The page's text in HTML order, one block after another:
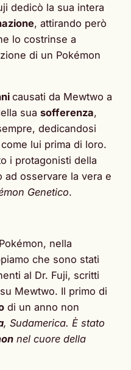
dedicò la sua intera
, attirando però
lo costrinse a
di un Pokémon
causati da Mewtwo a
sua sofferenza,
dedicandosi
lui prima di loro.
i protagonisti della
ad osservare la vera e
Genetico.
nella
che sono stati
al Dr. Fuji, scritti
Mewtwo. Il primo di
di un anno non
, Sudamerica. È stato
nel cuore della